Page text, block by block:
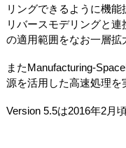
リングできるように機
リバースモデリングと
の適用範囲をなお一層拡
またManufacturing-
源を活用した高速処理を
Version 5.5は2016年2月